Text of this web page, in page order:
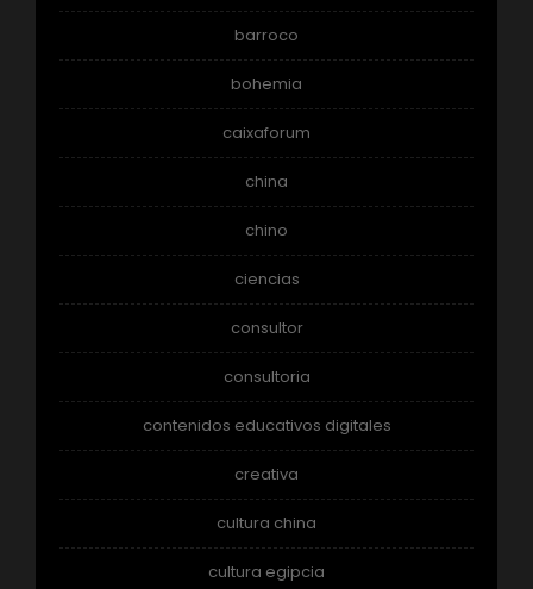
barroco
bohemia
caixaforum
china
chino
ciencias
consultor
consultoria
contenidos educativos digitales
creativa
cultura china
cultura egipcia